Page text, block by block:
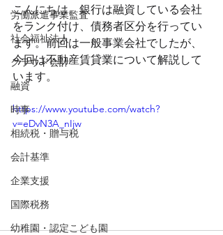
労働派遣事業監査
社会福祉法人
クラウド会計
融資
時事
相続税・贈与税
会計基準
企業支援
国際税務
幼稚園・認定こども園
こんにちは。銀行は融資している会社
をランク付け、債務者区分を行ってい
ます。前回は一般事業会社でしたが、
今回は不動産賃貸業について解説して
います。
https://www.youtube.com/watch?
v=eDvN3A_nIjw